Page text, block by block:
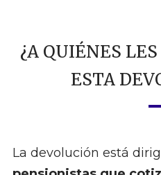
¿A QUIÉNES
ESTA
La devolución está